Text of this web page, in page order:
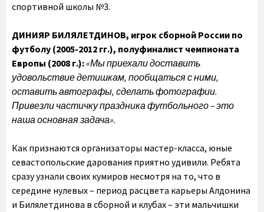
спортивной школы №3.
ДИНИЯР БИЛЯЛЕТДИНОВ, игрок сборной России по
футболу (2005-2012 гг.), полуфиналист чемпионата
Европы (2008 г.):«Мы приехали доставить
удовольствие детишкам, пообщаться с ними,
оставить автографы, сделать фотографии.
Привезли частичку праздника футбольного – это
наша основная задача».
Как признаются организаторы мастер-класса, юные
севастопольские дарования приятно удивили. Ребята
сразу узнали своих кумиров несмотря на то, что в
середине нулевых – период расцвета карьеры Алдонина
и Билялетдинова в сборной и клубах – эти мальчишки